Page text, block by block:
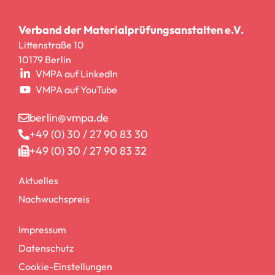
Verband der Materialprüfungsanstalten e.V.
Littenstraße 10
10179 Berlin
VMPA auf LinkedIn
VMPA auf YouTube
berlin@vmpa.de
+49 (0) 30 / 27 90 83 30
+49 (0) 30 / 27 90 83 32
Aktuelles
Nachwuchspreis
Impressum
Datenschutz
Cookie-Einstellungen